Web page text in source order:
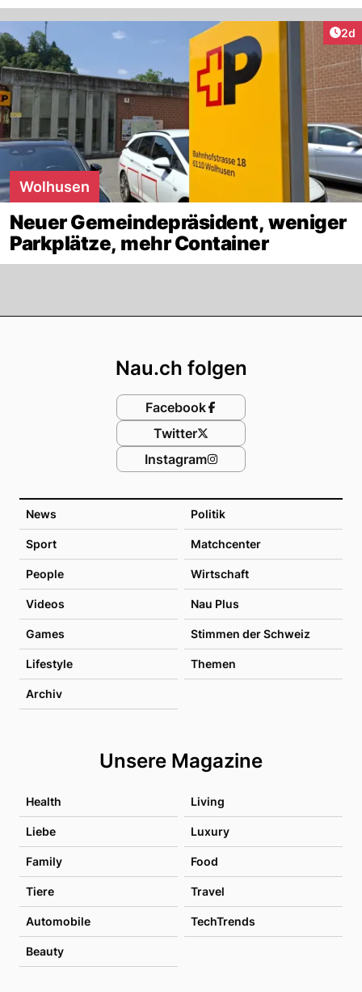
2d
Wolhusen
Neuer Gemeindepräsident, weniger
Parkplätze, mehr Container
News Politik
Sport Matchcenter
People Wirtschaft
Videos Nau Plus
Games Stimmen der Schweiz
Lifestyle Themen
Archiv
Unsere Magazine
Health Living
Liebe Luxury
Family Food
Tiere Travel
Automobile TechTrends
Beauty
Nau.ch folgen
Facebook
Twitter
Instagram